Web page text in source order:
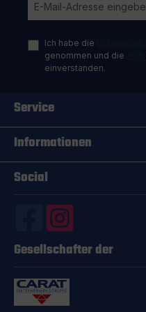
Ich habe die
genommen und die
einverstanden.
Service
Informationen
Social
Gesellschafter der